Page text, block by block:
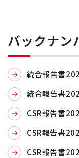
バックナン
統合報告書
統合報告書
CSR報告書
CSR報告書
CSR報告書